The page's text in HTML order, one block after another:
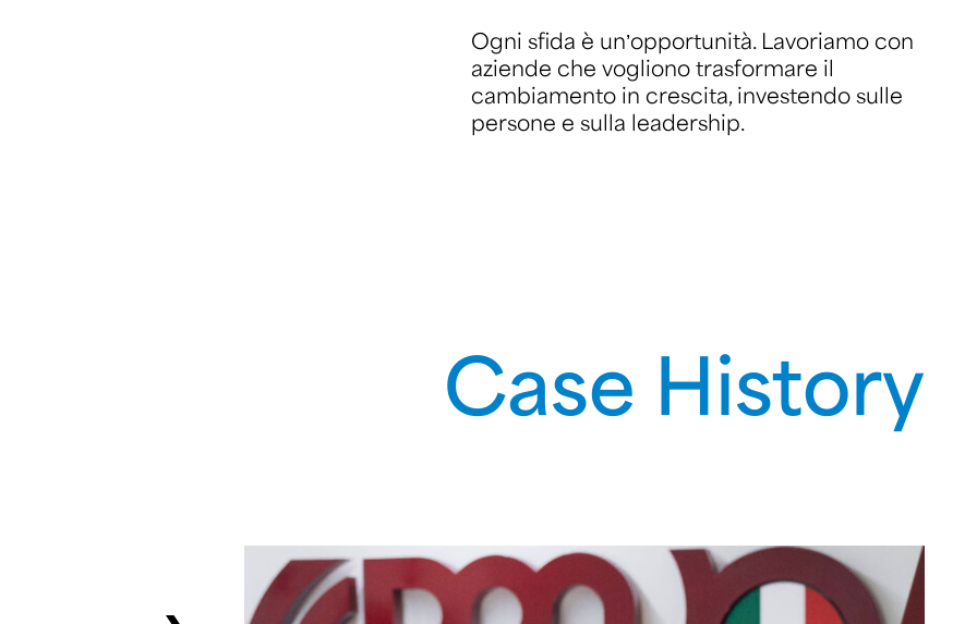
Ogni sfida è un’opportunità. Lavoriamo con
aziende che vogliono trasformare il
cambiamento in crescita, investendo sulle
persone e sulla leadership.
Case History